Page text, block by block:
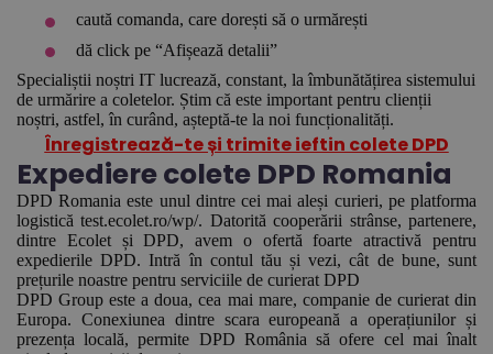
caută comanda, care dorești să o urmărești
dă click pe “Afișează detalii”
Specialiștii noștri IT lucrează, constant, la îmbunătățirea sistemului
de urmărire a coletelor. Știm că este important pentru clienții
noștri, astfel, în curând, așteptă-te la noi funcționalități.
Înregistrează-te și trimite ieftin colete DPD
Expediere colete DPD Romania
DPD Romania este unul dintre cei mai aleși curieri, pe platforma
logistică test.ecolet.ro/wp/. Datorită cooperării strânse, partenere,
dintre Ecolet și DPD, avem o ofertă foarte atractivă pentru
expedierile DPD. Intră în contul tău și vezi, cât de bune, sunt
prețurile noastre pentru serviciile de curierat DPD
DPD Group este a doua, cea mai mare, companie de curierat din
Europa. Conexiunea dintre scara europeană a operațiunilor și
prezența locală, permite DPD România să ofere cel mai înalt